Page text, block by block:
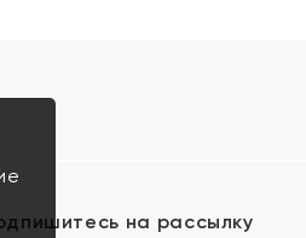
на рассылку